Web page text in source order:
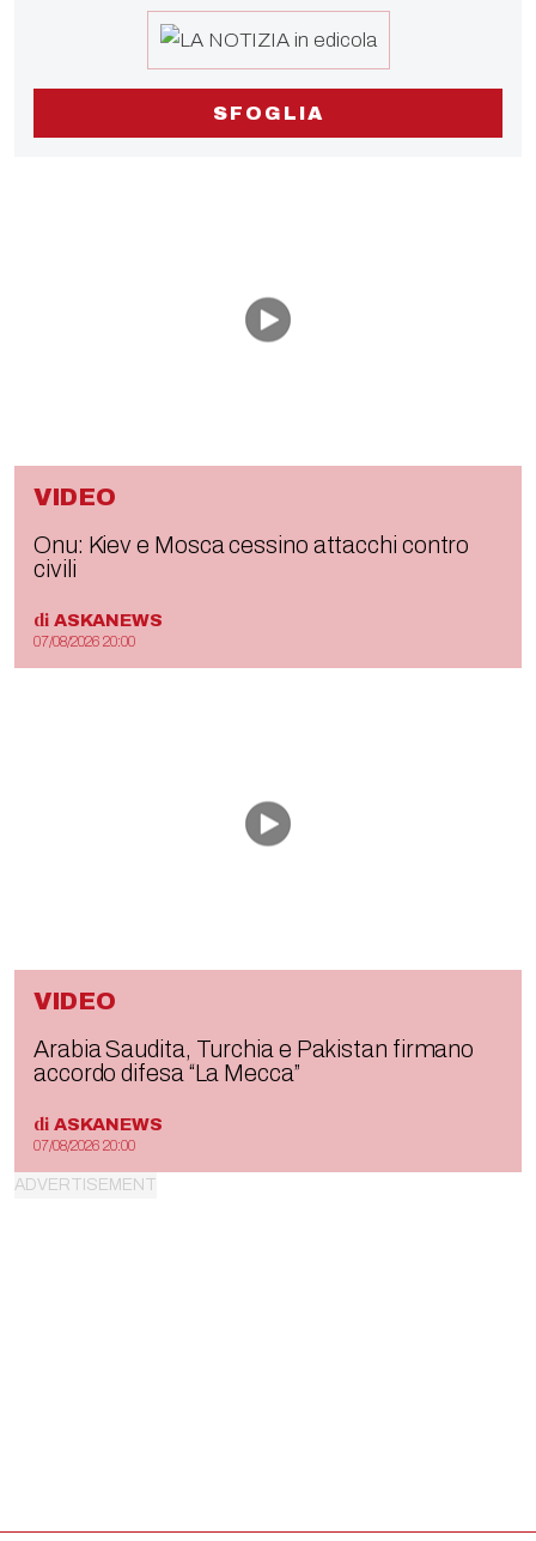
SFOGLIA
VIDEO
Onu: Kiev e Mosca cessino attacchi contro
civili
di ASKANEWS
07/08/2026 20:00
VIDEO
Arabia Saudita, Turchia e Pakistan firmano
accordo difesa “La Mecca”
di ASKANEWS
07/08/2026 20:00